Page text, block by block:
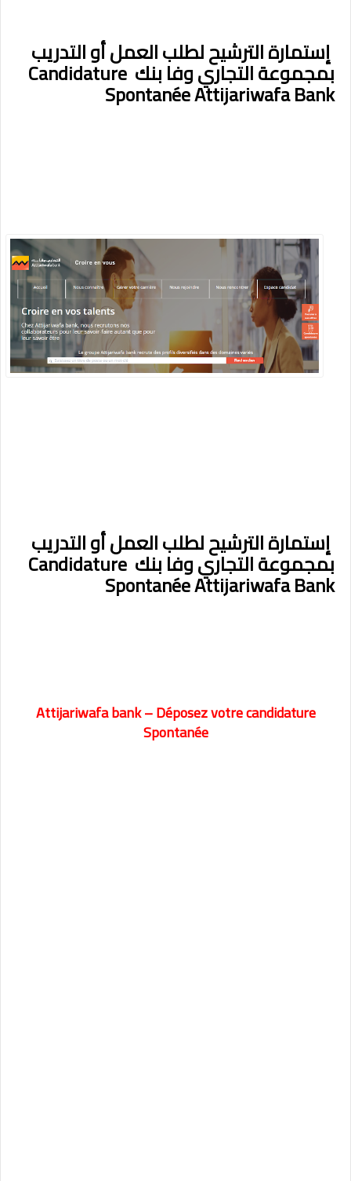
إستمارة الترشيح لطلب العمل أو التدريب
بمجموعة التجاري وفا بنك Candidature
Spontanée Attijariwafa Bank
إستمارة الترشيح لطلب العمل أو التدريب
بمجموعة التجاري وفا بنك Candidature
Spontanée Attijariwafa Bank
Attijariwafa bank – Déposez votre candidature
Spontanée